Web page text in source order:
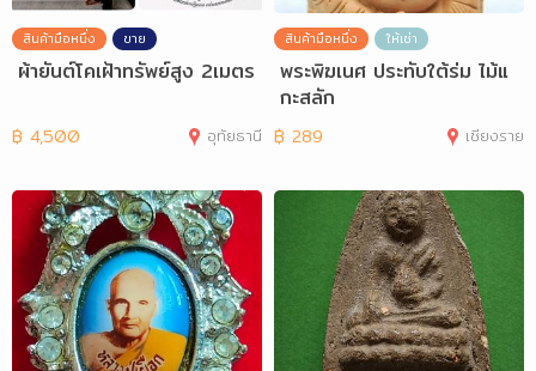
สินค้ามือหนึ่ง ขาย
ผ้ายันต์โคเฝ้าทรัพย์สูง 2เมตร
฿ 4,500 อุทัยธานี
สินค้ามือหนึ่ง ให้เช่า
พระพิฆเนศ ประทับใต้ร่ม ไม้แ
กะสลัก
฿ 289 เชียงราย